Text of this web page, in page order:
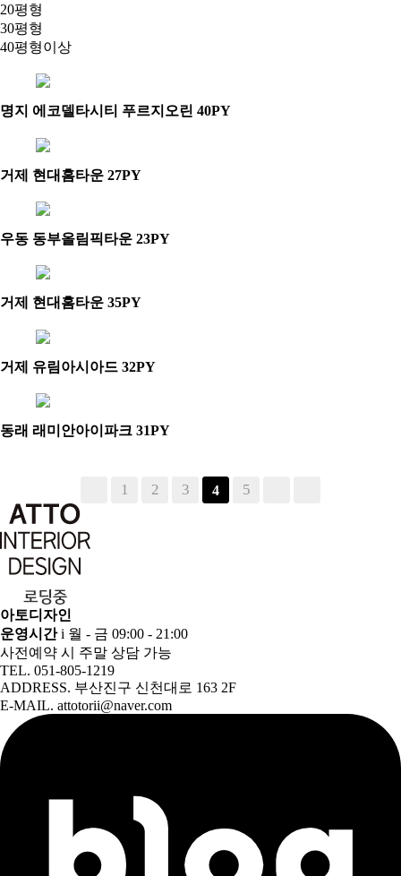
20평형
30평형
40평형이상
명지 에코델타시티 푸르지오린 40PY
거제 현대홈타운 27PY
우동 동부올림픽타운 23PY
거제 현대홈타운 35PY
거제 유림아시아드 32PY
동래 래미안아이파크 31PY
1 2 3 4 5
아토디자인
운영시간i 월 - 금 09:00 - 21:00
사전예약 시 주말 상담 가능
TEL. 051-805-1219
ADDRESS. 부산진구 신천대로 163 2F
E-MAIL. attotorii@naver.com